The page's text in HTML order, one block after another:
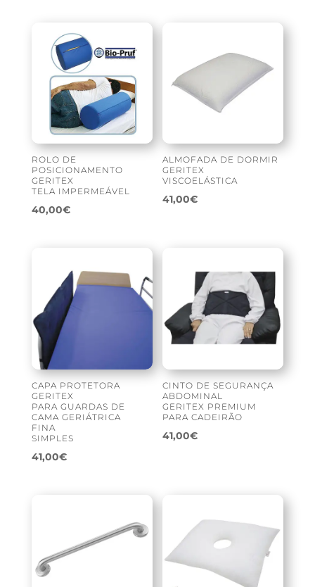
ROLO DE
POSICIONAMENTO
GERITEX
TELA IMPERMEÁVEL
40,00€
ALMOFADA DE DORMIR
GERITEX
VISCOELÁSTICA
41,00€
CAPA PROTETORA
GERITEX
PARA GUARDAS DE
CAMA GERIÁTRICA
FINA
SIMPLES
41,00€
CINTO DE SEGURANÇA
ABDOMINAL
GERITEX PREMIUM
PARA CADEIRÃO
41,00€